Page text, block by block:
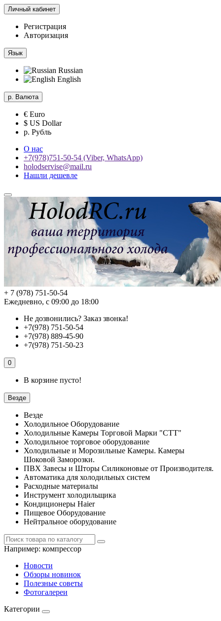
Личный кабинет
Регистрация
Авторизация
Язык
Russian
English
р. Валюта
€ Euro
$ US Dollar
р. Рубль
О нас
+7(978)751-50-54 (Viber, WhatsApp)
holodservise@mail.ru
Нашли дешевле
+ 7 (978) 751-50-54
Ежедневно, с 09:00 до 18:00
Не дозвонились? Заказ звонка!
+7(978) 751-50-54
+7(978) 889-45-90
+7(978) 751-50-23
0
В корзине пусто!
Везде
Везде
Холодильное Оборудование
Холодильные Камеры Торговой Марки "СТТ"
Холодильное торговое оборудование
Холодильные и Морозильные Камеры. Камеры
Шоковой Заморозки.
ПВХ Завесы и Шторы Силиконовые от Производителя.
Автоматика для холодильных систем
Расходные материалы
Инструмент холодильщика
Кондиционеры Haier
Пищевое Оборудование
Нейтральное оборудование
Например: компрессор
Новости
Обзоры новинок
Полезные советы
Фотогалереи
Категории